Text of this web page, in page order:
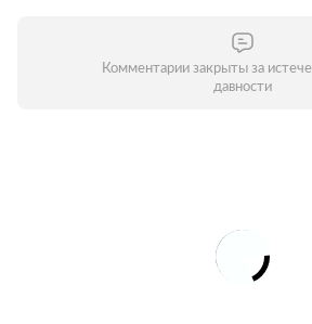
Комментарии закрыты за
давности